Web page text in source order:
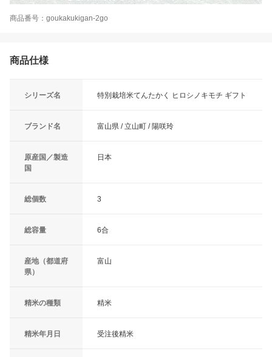
商品番号：goukakukigan-2go
商品仕様
シリーズ名 特別栽培米てんたかく ヒロシノキモチ ギフト
ブランド名 富山県 / 立山町 / 陽咲玲
原産国／製造
国
日本
総個数 3
総容量 6合
産地（都道府
県）
富山
精米の種類 精米
精米年月日 受注後精米